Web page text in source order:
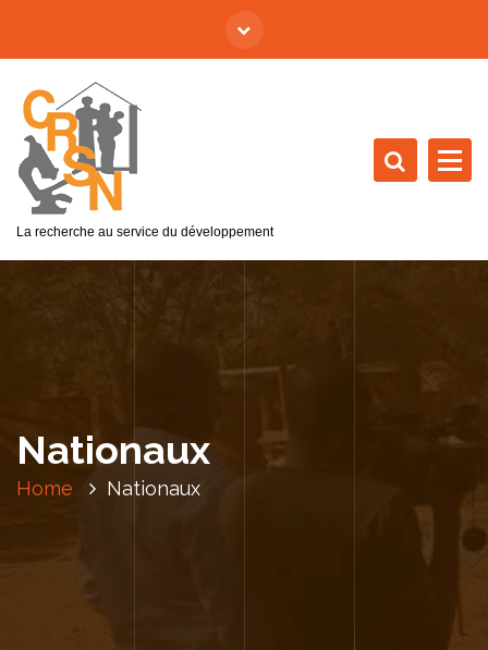
La recherche au service du développement
Nationaux
Home Nationaux